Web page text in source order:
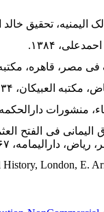
فی الفتح
دارالیمامه، ۱۹۶۷.
London, E.